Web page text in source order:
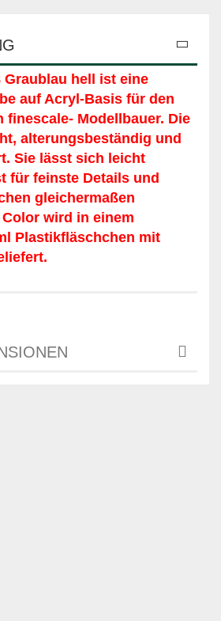
Graublau hell ist eine
auf Acryl-Basis für den
finescale- Modellbauer. Die
alterungsbeständig und
Sie lässt sich leicht
für feinste Details und
gleichermaßen
wird in einem
Plastikfläschchen mit